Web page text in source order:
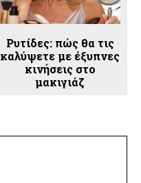
Ρυτίδες: πώς θα τις
καλύψετε με έξυπνες
κινήσεις στο
μακιγιάζ